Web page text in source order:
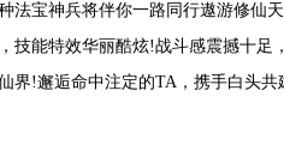
法宝神兵将伴你一路同行遨游修仙
技能特效华丽酷炫!战斗感震撼十足
界!邂逅命中注定的TA，携手白头